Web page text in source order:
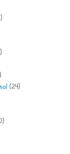
(24)